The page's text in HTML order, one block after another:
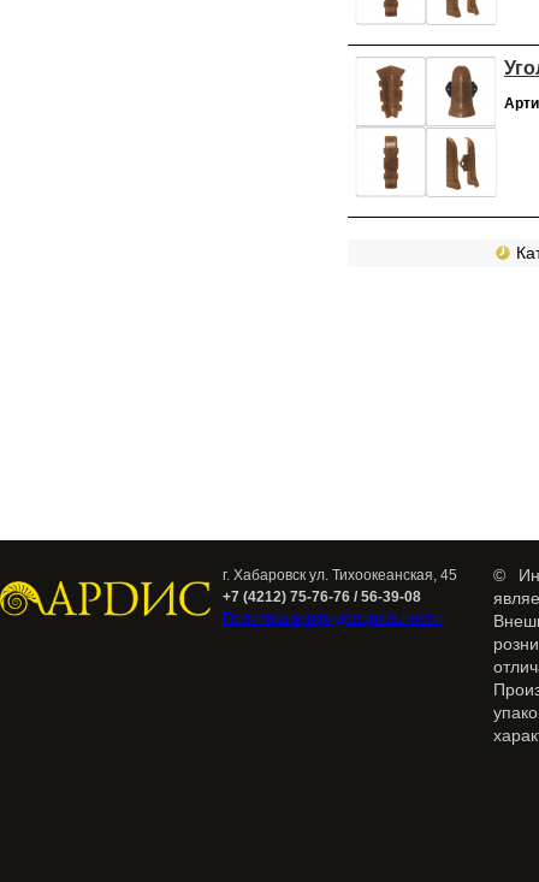
г. Хабаровск ул. Тихоокеанская, 45
+7 (4212) 75-76-76 / 56-39-08
Политика конфиденциальности
©